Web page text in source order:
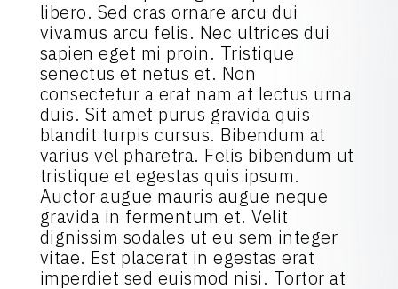
libero. Sed cras ornare arcu dui
vivamus arcu felis. Nec ultrices dui
sapien eget mi proin. Tristique
senectus et netus et. Non
consectetur a erat nam at lectus urna
duis. Sit amet purus gravida quis
blandit turpis cursus. Bibendum at
varius vel pharetra. Felis bibendum ut
tristique et egestas quis ipsum.
Auctor augue mauris augue neque
gravida in fermentum et. Velit
dignissim sodales ut eu sem integer
vitae. Est placerat in egestas erat
imperdiet sed euismod nisi. Tortor at